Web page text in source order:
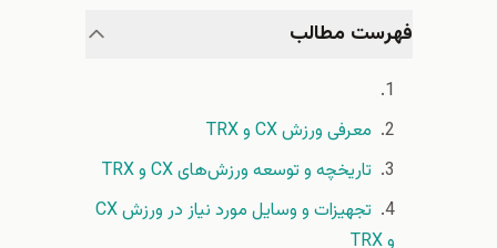
فهرست مطالب
معرفی ورزش CX و TRX
تاریخچه و توسعه ورزش‌های CX و TRX
تجهیزات و وسایل مورد نیاز در ورزش CX
و TRX